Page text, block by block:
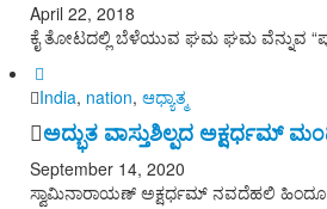
April 22, 2018
ಕೈ ತೋಟದಲ್ಲಿ ಬೆಳೆಯುವ ಘಮ ಘಮ ವೆನ್ನುವ
India, nation, ಆಧ್ಯಾತ್ಮ
ಅದ್ಭುತ ವಾಸ್ತುಶಿಲ್ಪದ ಅಕ್ಷರ್ಧಮ್
September 14, 2020
ಸ್ವಾಮಿನಾರಾಯಣ್ ಅಕ್ಷರ್ಧಮ್ ನವದೆಹಲಿ ಹಿಂದೂ